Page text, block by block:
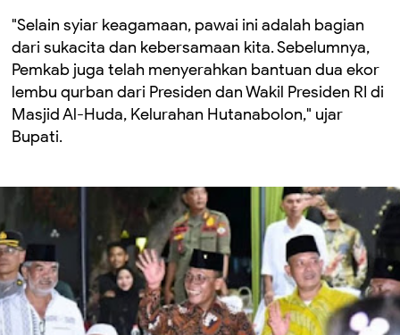
"Selain syiar keagamaan, pawai ini adalah bagian
dari sukacita dan kebersamaan kita. Sebelumnya,
Pemkab juga telah menyerahkan bantuan dua ekor
lembu qurban dari Presiden dan Wakil Presiden RI di
Masjid Al-Huda, Kelurahan Hutanabolon," ujar
Bupati.